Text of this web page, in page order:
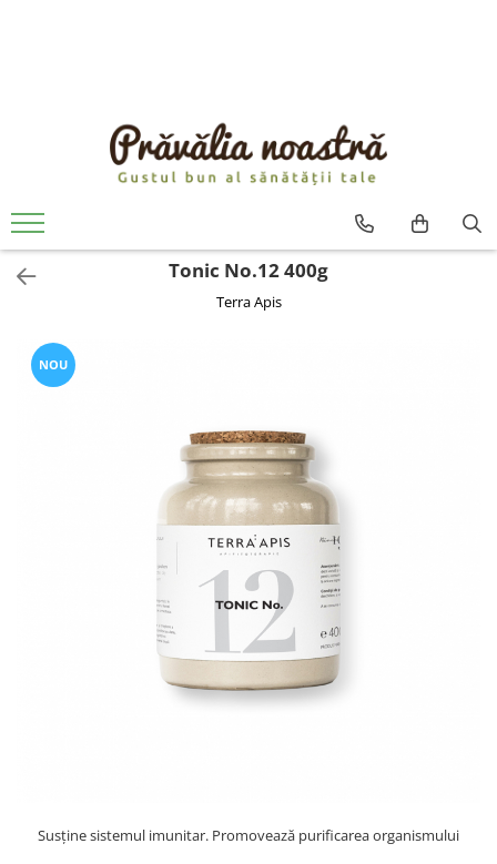
ULEIURI ȘI UNTURI
MĂSLINE
NUCI ȘI SEMINȚE
FRUCTE DESHIDRATATE
ÎNDULCITORI NATURALI / MIERE
OȚETURI ȘI SOSURI
SOSURI
BĂUTURI / LAPTE VEGETAL
CREME ȘI PASTE TARTINABILE
CIOCOLATĂ ȘI CACAO
COSMETICE
Tonic No.12 400g
Terra Apis
NOU
Susține sistemul imunitar. Promovează purificarea organismului